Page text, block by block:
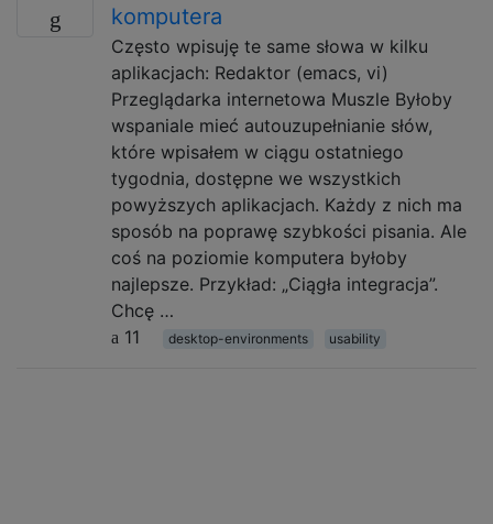
komputera
Często wpisuję te same słowa w kilku
aplikacjach: Redaktor (emacs, vi)
Przeglądarka internetowa Muszle Byłoby
wspaniale mieć autouzupełnianie słów,
które wpisałem w ciągu ostatniego
tygodnia, dostępne we wszystkich
powyższych aplikacjach. Każdy z nich ma
sposób na poprawę szybkości pisania. Ale
coś na poziomie komputera byłoby
najlepsze. Przykład: „Ciągła integracja”.
Chcę …
11
desktop-environments usability